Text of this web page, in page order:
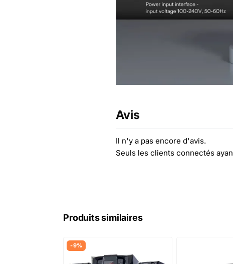
Avis
Il n'y a pas encore d'avis.
Seuls les clients connectés
Produits similaires
-9%